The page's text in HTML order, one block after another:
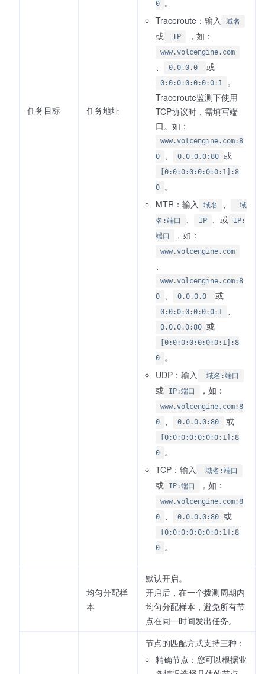
任务目标 任务地址
0
。
Traceroute：输入
域名
或 IP ，如：
www.volcengine.com
、 0.0.0.0 或
0:0:0:0:0:0:0:1
。
Traceroute监测下使用
TCP协议时，需填写端
口。如：
www.volcengine.com:8
0
、 0.0.0.0:80 或
[0:0:0:0:0:0:0:1]:8
0
。
MTR：输入
域名 、
域
名:端口
、 IP 、或
IP:
端口
，如：
www.volcengine.com
、
www.volcengine.com:8
0
、 0.0.0.0 或
0:0:0:0:0:0:0:1 、
0.0.0.0:80 或
[0:0:0:0:0:0:0:1]:8
0
。
UDP：输入
域名:端口
或 IP:端口 ，如：
www.volcengine.com:8
0
、 0.0.0.0:80 或
[0:0:0:0:0:0:0:1]:8
0
。
TCP：输入
域名:端口
或 IP:端口 ，如：
www.volcengine.com:8
0
、 0.0.0.0:80 或
[0:0:0:0:0:0:0:1]:8
0
。
均匀分配样
本
默认开启。
开启后，在一个拨测周期内
均匀分配样本，避免所有节
点在同一时间发出任务。
节点的匹配方式支持三种：
精确节点：您可以根据业